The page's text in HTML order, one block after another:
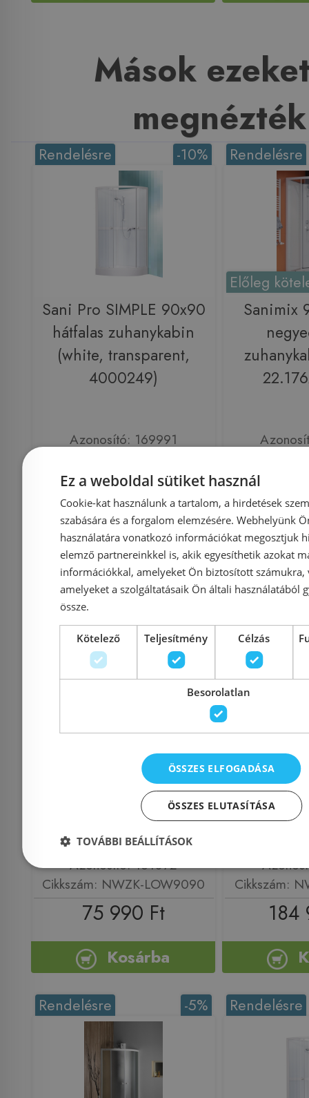
Mások
megnézték
-10%
Rendelésre
Sani Pro SIMPLE 90x90
hátfalas zuhanykabin
(white, transparent,
4000249)
Azonosító: 169991
234 900 Ft211 410 Ft
Kosárba
Rendelésre
Előleg
Sanimix
Rendelésre
N-Smart Lotus Wave
90x90 cm-es
negyedköríves
zuhanykabin NWZK-
LOW9090
Azonosító: 161072
Cikkszám: NWZK-LOW9090
75 990 Ft
Kosárba
Rendelésre
N-Smart
90x90
Cikkszám:
184
-5%
Rendelésre Rendelésre
Ez a weboldal sütiket használ
Cookie-kat használunk a tartalom, a hirdetések
szabására és a forgalom elemzésére. Webhelyünk
használatára vonatkozó információkat megosztjuk
elemző partnereinkkel is, akik egyesíthetik azokat
információkkal, amelyeket Ön biztosított számukra,
amelyeket a szolgáltatásaik Ön általi használatából
össze.
Kötelező Teljesítmény Célzás
Besorolatlan
ÖSSZES ELFOGADÁSA
ÖSSZES ELUTASÍTÁSA
TOVÁBBI BEÁLLÍTÁSOK